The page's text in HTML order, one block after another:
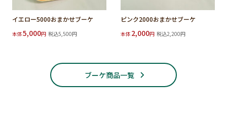
イエロー5000おまかせブーケ
本体5,000円 税込5,500円
ピンク2000おまかせブーケ
本体 2,000円 税込2,200円
ブーケ商品一覧